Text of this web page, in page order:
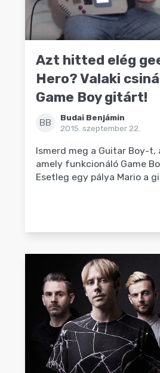
Azt hitted elég
Hero? Valaki
Game Boy gitárt!
BB
Budai Benjámin
2015. szeptember 22.
Ismerd meg a Guitar Boy-
amely funkcionáló Game
Esetleg egy pálya Mario a